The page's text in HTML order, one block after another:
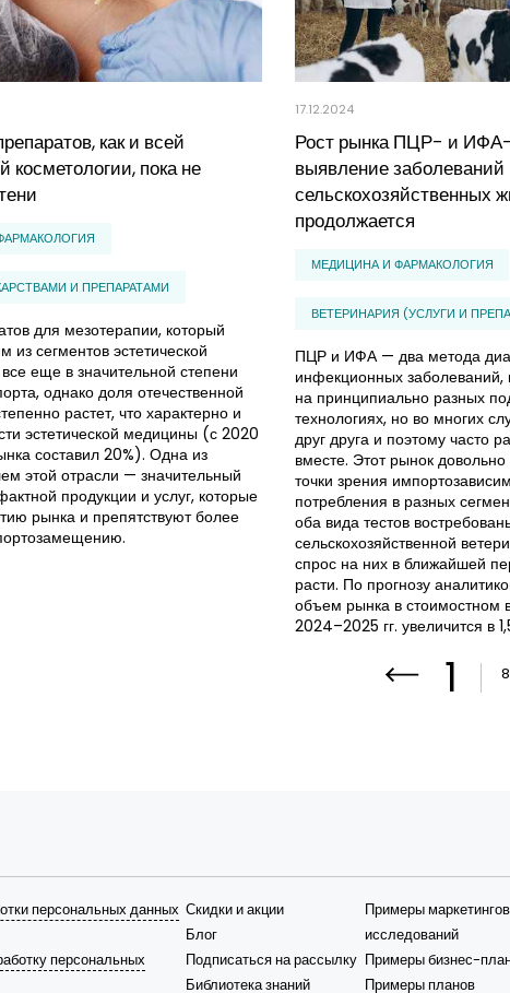
как и всей
косметологии, пока не
И ПРЕПАРАТАМИ
для мезотерапии, который
из сегментов эстетической
еще в значительной степени
однако доля отечественной
растет, что характерно и
эстетической медицины (с 2020
составил 20%). Одна из
этой отрасли — значительный
продукции и услуг, которые
рынка и препятствуют более
17.12.2024
Рост рынка ПЦР- и ИФА-
выявление заболеваний
сельскохозяйственных
продолжается
МЕДИЦИНА И ФАРМАКОЛОГИЯ
ВЕТЕРИНАРИЯ (УСЛУГИ И
ПЦР и ИФА — два метода
инфекционных заболеваний,
на принципиально разных
технологиях, но во многих
друг друга и поэтому часто
вместе. Этот рынок
точки зрения
потребления в разных
оба вида тестов
сельскохозяйственной
спрос на них в ближайшей
расти. По прогнозу
объем рынка в стоимостном
2024–2025 гг. увеличится в
1 8
персональных данных
персональных
Скидки и акции
Блог
Подписаться на рассылку
Библиотека знаний
Примеры
исследований
Примеры бизнес-
Примеры планов